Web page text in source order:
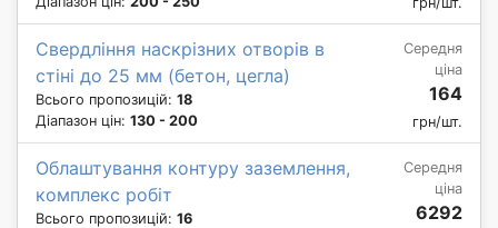
Свердління наскрізних отворів в
стіні до 25 мм (бетон, цегла)
Всього пропозицій: 18
Діапазон цін: 130 - 200
Середня
ціна
164
грн/шт.
Облаштування контуру заземлення,
комплекс робіт
Всього пропозицій: 16
Середня
ціна
6292